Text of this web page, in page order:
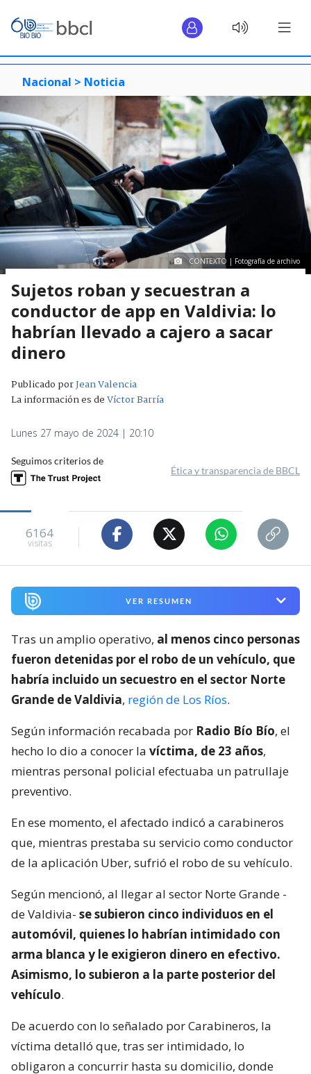
Nacional > Noticia
CONTEXTO | Fotografía de archivo
Sujetos roban y secuestran a
conductor de app en Valdivia: lo
habrían llevado a cajero a sacar
dinero
Publicado porJean Valencia
La información es deVíctor Barría
Lunes 27 mayo de 2024 | 20:10
Seguimos criterios de
Ética y transparencia de BBCL
6164
visitas
VER RESUMEN
Tras un amplio operativo, al menos cinco personas
fueron detenidas por el robo de un vehículo, que
habría incluido un secuestro en el sector Norte
Grande de Valdivia, región de Los Ríos.
Según información recabada por Radio Bío Bío, el
hecho lo dio a conocer la víctima, de 23 años,
mientras personal policial efectuaba un patrullaje
preventivo.
En ese momento, el afectado indicó a carabineros
que, mientras prestaba su servicio como conductor
de la aplicación Uber, sufrió el robo de su vehículo.
Según mencionó, al llegar al sector Norte Grande -
de Valdivia- se subieron cinco individuos en el
automóvil, quienes lo habrían intimidado con
arma blanca y le exigieron dinero en efectivo.
Asimismo, lo subieron a la parte posterior del
vehículo.
De acuerdo con lo señalado por Carabineros, la
víctima detalló que, tras ser intimidado, lo
obligaron a concurrir hasta su domicilio, donde